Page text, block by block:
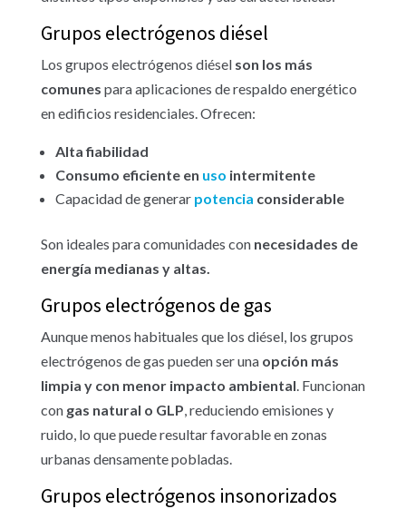
Grupos electrógenos diésel
Los grupos electrógenos diésel son los más
comunes para aplicaciones de respaldo energético
en edificios residenciales. Ofrecen:
Alta fiabilidad
Consumo eficiente en uso intermitente
Capacidad de generar potencia considerable
Son ideales para comunidades connecesidades de
energía medianas y altas.
Grupos electrógenos de gas
Aunque menos habituales que los diésel, los grupos
electrógenos de gas pueden ser unaopción más
limpia y con menor impacto ambiental . Funcionan
con gas natural o GLP , reduciendo emisiones y
ruido, lo que puede resultar favorable en zonas
urbanas densamente pobladas.
Grupos electrógenos insonorizados